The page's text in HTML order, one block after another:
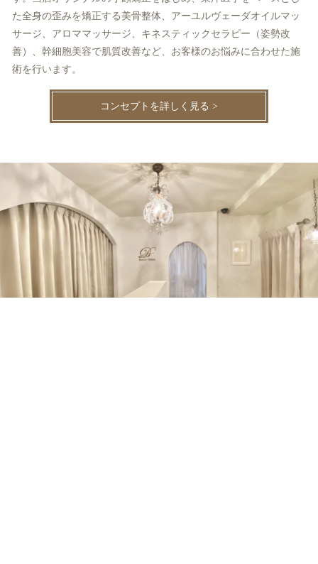
た全身の歪みを矯正する美骨整体、アーユルヴェーダオイルマッ
サージ、アロママッサージ、キネスティックセラピー（姿勢改
善）、幹細胞美容で肌質改善など、お客様のお悩みに合わせた施
術を行います。
コンセプトを詳しく見る >